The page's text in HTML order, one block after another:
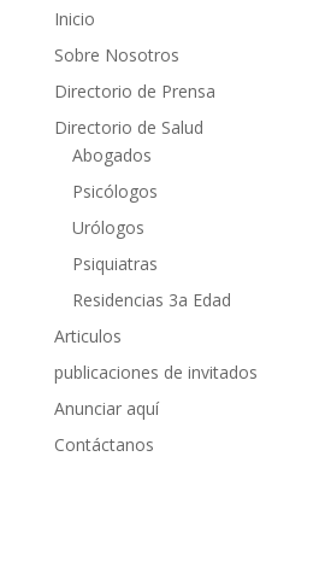
Inicio
Sobre Nosotros
Directorio de Prensa
Directorio de Salud
Abogados
Psicólogos
Urólogos
Psiquiatras
Residencias 3a Edad
Articulos
publicaciones de invitados
Anunciar aquí
Contáctanos